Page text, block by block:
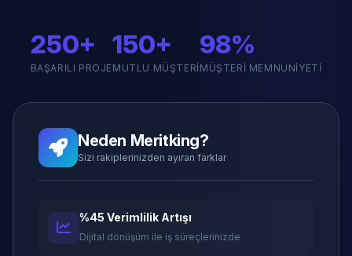
250+
BAŞARILI PROJE
150+
MUTLU MÜŞTERI
98%
MÜŞTERI MEMNUNIYETI
Neden Meritking?
Sizi rakiplerinizden ayıran farklar
%45 Verimlilik Artışı
Dijital dönüşüm ile iş süreçlerinizde